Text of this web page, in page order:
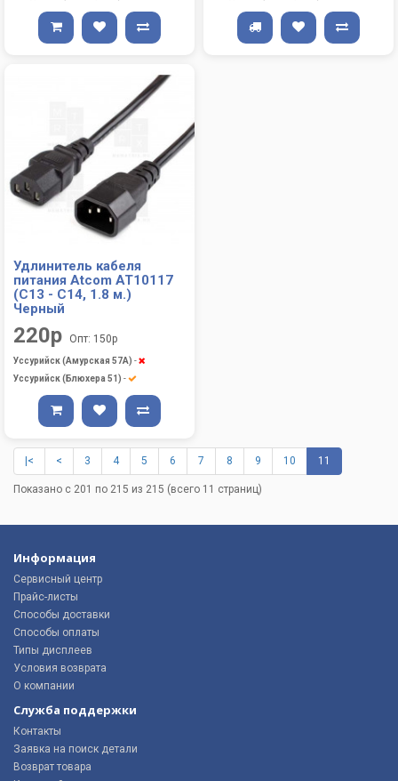
Удлинитель кабеля
питания Atcom AT10117
(C13 - C14, 1.8 м.)
Черный
220р Опт: 150р
Уссурийск (Амурская 57А) -
Уссурийск (Блюхера 51) -
|< < 3 4 5 6 7 8 9 10 11
Показано с 201 по 215 из 215 (всего 11 страниц)
Информация
Сервисный центр
Прайс-листы
Способы доставки
Способы оплаты
Типы дисплеев
Условия возврата
О компании
Служба поддержки
Контакты
Заявка на поиск детали
Возврат товара